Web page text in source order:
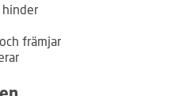
hinder
främjar